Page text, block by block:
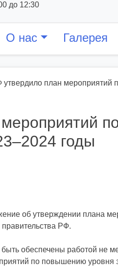
до 12:30
О нас Галерея
утвердило план мероприятий
годы
об утверждении плана
РФ.
обеспечены работой не
по повышению уровня